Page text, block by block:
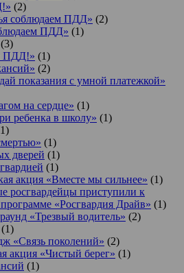
(2)
соблюдаем ПДД» (2)
ПДД» (1)
(3)
ПДД!» (1)
(2)
показания с умной платежкой»
на сердце» (1)
ребенка в школу» (1)
(1)
дверей (1)
(1)
акция «Вместе мы сильнее» (1)
росгвардейцы приступили к
«Росгвардия Драйв» (1)
«Трезвый водитель» (2)
(1)
«Связь поколений» (2)
акция «Чистый берег» (1)
(1)